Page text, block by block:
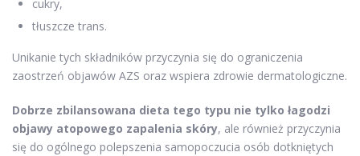
cukry,
tłuszcze trans.
Unikanie tych składników przyczynia się do ograniczenia
zaostrzeń objawów AZS oraz wspiera zdrowie dermatologiczne.
Dobrze zbilansowana dieta tego typu nie tylko łagodzi
objawy atopowego zapalenia skóry, ale również przyczynia
się do ogólnego polepszenia samopoczucia osób dotkniętych